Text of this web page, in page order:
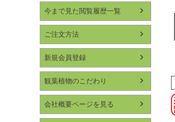
今まで見た閲覧履歴一覧
ご注文方法
新規会員登録
観葉植物のこだわり
会社概要ページを見る